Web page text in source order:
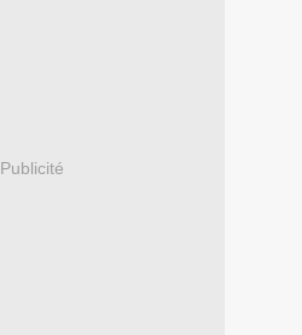
Publicité